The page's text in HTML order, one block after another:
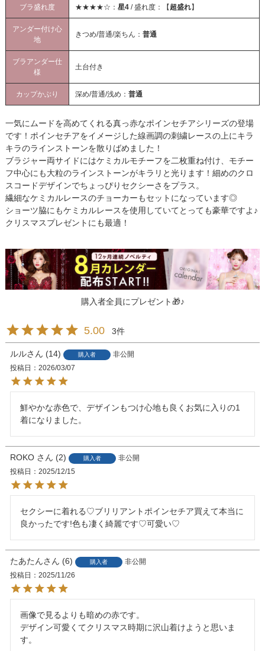
ブラ盛れ度 ★★★★☆： 星4/ 盛れ度：【超盛れ】
アンダー付け心
地
きつめ/普通/楽ちん： 普通
ブラアンダー仕
様
土台付き
カップかぶり 深め/普通/浅め： 普通
一気にムードを高めてくれる真っ赤なポインセチアシリーズの登場
です！ポインセチアをイメージした線画調の刺繍レースの上にキラ
キラのラインストーンを散りばめました！
ブラジャー両サイドにはケミカルモチーフを二枚重ね付け、モチー
フ中心にも大粒のラインストーンがキラリと光ります！細めのクロ
スコードデザインでちょっぴりセクシーさをプラス。
繊細なケミカルレースのチョーカーもセットになっています◎
ショーツ脇にもケミカルレースを使用していてとっても豪華ですよ♪
クリスマスプレゼントにも最適！
購入者全員にプレゼント🎁♪
5.00 3
ルル 14 購入者
非公開
投稿日
2026/03/07
鮮やかな赤色で、デザインもつけ心地も良くお気に入りの1
ROKO 2 購入者
非公開
投稿日
2025/12/15
セクシーに着れる♡ブリリアントポインセチア買えて本当に
良かったです!色も凄く綺麗です♡可愛い♡
たあたん 6 購入者
非公開
投稿日
2025/11/26
画像で見るよりも暗めの赤です。
デザイン可愛くてクリスマス時期に沢山着けようと思いま
す。